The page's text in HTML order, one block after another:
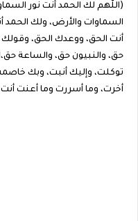
(اللّهم لك الحمد أنت نور
السماوات والأرض، ولك
أنت الحق، ووعدك الحق، وقولك
حق، والنبيون حق، والساعة
توكلت، وإليك أنبت، وبك
أخرت، وما أسررت وما أعنت أنت